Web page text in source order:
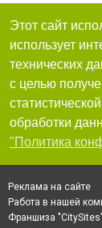
Этот сайт
использует
технических
с целью
обработки
"Политика
Реклама на сайте
Работа в нашей
Франшиза "CitySites"